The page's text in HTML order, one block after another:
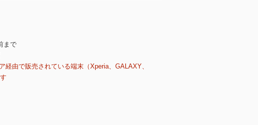
まで
由で販売されている端末（Xperia、GALAXY、